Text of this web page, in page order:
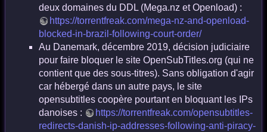
deux domaines du DDL (Mega.nz et Openload) :
https://torrentfreak.com/mega-nz-and-openload-
blocked-in-brazil-following-court-order/
Au Danemark, décembre 2019, décision judiciaire
pour faire bloquer le site OpenSubTitles.org (qui ne
contient que des sous-titres). Sans obligation d'agir
car hébergé dans un autre pays, le site
opensubtitles coopère pourtant en bloquant les IPs
danoises :
https://torrentfreak.com/opensubtitles-
redirects-danish-ip-addresses-following-anti-piracy-